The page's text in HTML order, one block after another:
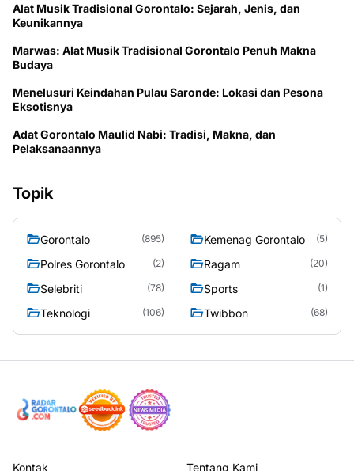
Alat Musik Tradisional Gorontalo: Sejarah, Jenis, dan
Keunikannya
Marwas: Alat Musik Tradisional Gorontalo Penuh Makna
Budaya
Menelusuri Keindahan Pulau Saronde: Lokasi dan Pesona
Eksotisnya
Adat Gorontalo Maulid Nabi: Tradisi, Makna, dan
Pelaksanaannya
Topik
Gorontalo (895) Kemenag Gorontalo (5)
Polres Gorontalo (2) Ragam (20)
Selebriti (78) Sports (1)
Teknologi (106) Twibbon (68)
Kontak Tentang Kami